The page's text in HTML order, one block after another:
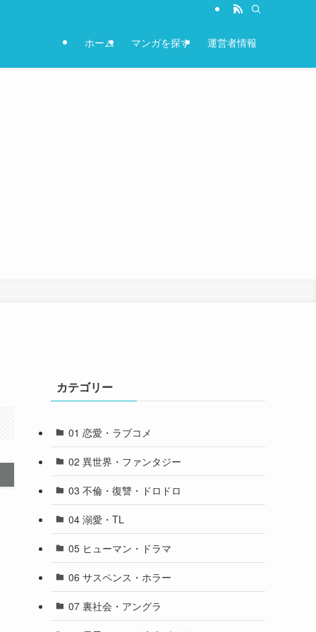
ホーム マンガを探す 運営者情報
カテゴリー
01 恋愛・ラブコメ
02 異世界・ファンタジー
03 不倫・復讐・ドロドロ
04 溺愛・TL
05 ヒューマン・ドラマ
06 サスペンス・ホラー
07 裏社会・アングラ